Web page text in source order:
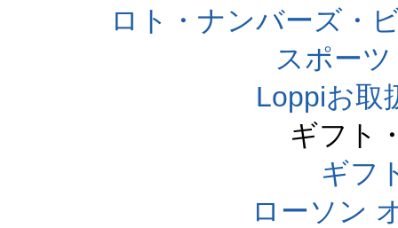
ロト・ナンバーズ・
スポー
Loppiお取
ギフト
ギフ
ローソン